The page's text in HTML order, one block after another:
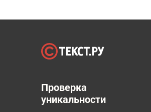
Проверка
уникальности